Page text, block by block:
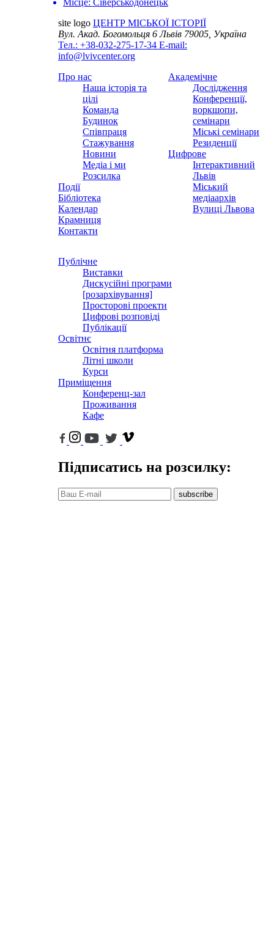
Місце: Сіверськодонецьк
site logo ЦЕНТР МІСЬКОЇ ІСТОРІЇ
Вул. Акад. Богомольця 6Львів 79005, Україна
Тел.: +38-032-275-17-34 E-mail:
info@lvivcenter.org
Про нас
Наша історія та
цілі
Команда
Будинок
Співпраця
Стажування
Новини
Медіа і ми
Розсилка
Події
Бібліотека
Календар
Крамниця
Контакти
Академічне
Дослідження
Конференції,
воркшопи,
семінари
Міські семінари
Резиденції
Цифрове
Інтерактивний
Львів
Міський
медіаархів
Вулиці Львова
Публічне
Виставки
Дискусійні програми
[розархівування]
Просторові проекти
Цифрові розповіді
Публікації
Освітнє
Освітня платформа
Літні школи
Курси
Приміщення
Конференц-зал
Проживання
Кафе
Підписатись на розсилку:
subscribe